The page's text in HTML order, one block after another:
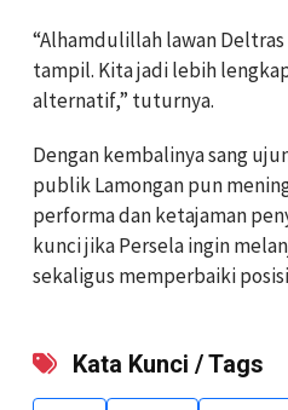
“Alhamdulillah lawan
tampil. Kita jadi lebih
alternatif,” tuturnya.
Dengan kembalinya sang
publik Lamongan pun
performa dan ketajaman
kunci jika Persela ingin
sekaligus memperbaiki
Kata Kunci / Tags